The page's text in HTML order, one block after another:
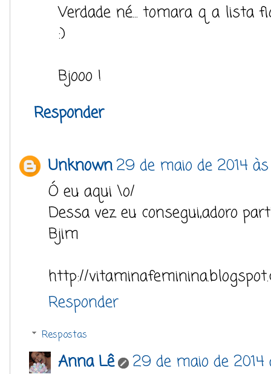
Verdade né... tomara q a lista
:)
Bjooo !
Responder
Unknown29 de maio de 2014
Ó eu aqui \o/
Dessa vez eu consegui,adoro
Bjim
http://
Responder
Respostas
Anna Lê
29 de maio de 2014